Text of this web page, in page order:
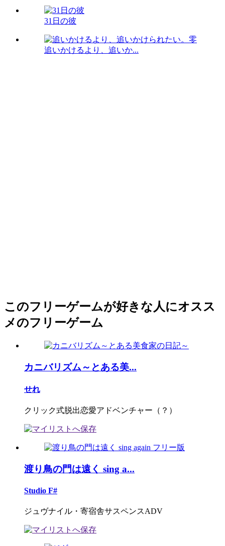
31日の彼
追いかけるより、追いか...
このフリーゲームが好きな人にオスス
メのフリーゲーム
カニバリズム～とある美...
せれ
クリック式脱出恋愛アドベンチャー（？）
渡り鳥の門は遠く sing a...
Studio F#
ジュヴナイル・寄宿舎サスペンスADV